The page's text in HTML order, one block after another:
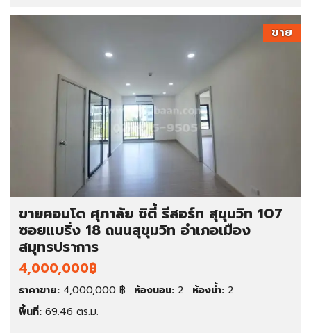
ขาย
ขายคอนโด ศุภาลัย ซิตี้ รีสอร์ท สุขุมวิท 107
ซอยแบริ่ง 18 ถนนสุขุมวิท อำเภอเมือง
สมุทรปราการ
4,000,000฿
ราคาขาย: 4,000,000 ฿ ห้องนอน: 2 ห้องน้ำ: 2
พื้นที่: 69.46 ตร.ม.